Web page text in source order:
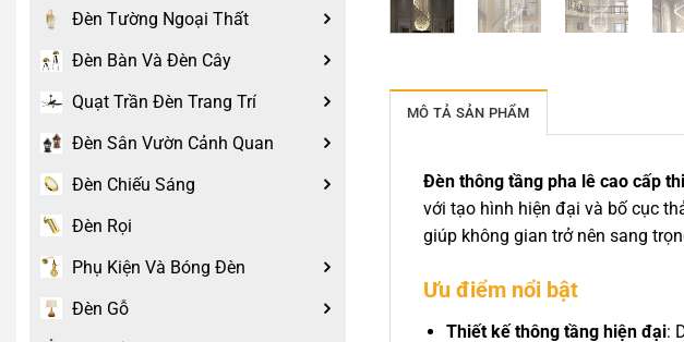
Đèn Tường Ngoại Thất
Đèn Bàn Và Đèn Cây
Quạt Trần Đèn Trang Trí
Đèn Sân Vườn Cảnh Quan
Đèn Chiếu Sáng
Đèn Rọi
Phụ Kiện Và Bóng Đèn
Đèn Gỗ
MÔ TẢ SẢN PHẨM
Đèn thông tầng pha lê cao cấp
với tạo hình hiện đại và bố cục
giúp không gian trở nên sang
Ưu điểm nổi bật
Thiết kế thông tầng hiện đại: